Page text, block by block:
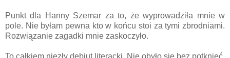
Punkt dla Hanny Szemar za to, że wyprowadziła mnie w
pole. Nie byłam pewna kto w końcu stoi za tymi zbrodniami.
Rozwiązanie zagadki mnie zaskoczyło.
To całkiem niezły debiut literacki. Nie obyło się bez potknięć,